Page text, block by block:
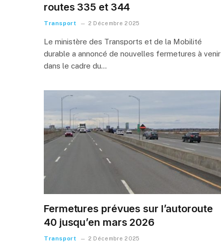
routes 335 et 344
Transport 2 Décembre 2025
Le ministère des Transports et de la Mobilité
durable a annoncé de nouvelles fermetures à venir
dans le cadre du…
Fermetures prévues sur l’autoroute
40 jusqu’en mars 2026
Transport 2 Décembre 2025